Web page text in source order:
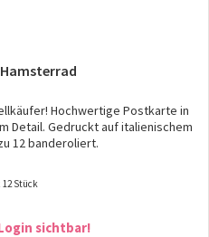
Hochwertige Postkarte in
Detail. Gedruckt auf italienischem
12 banderoliert.
12 Stück
sichtbar!